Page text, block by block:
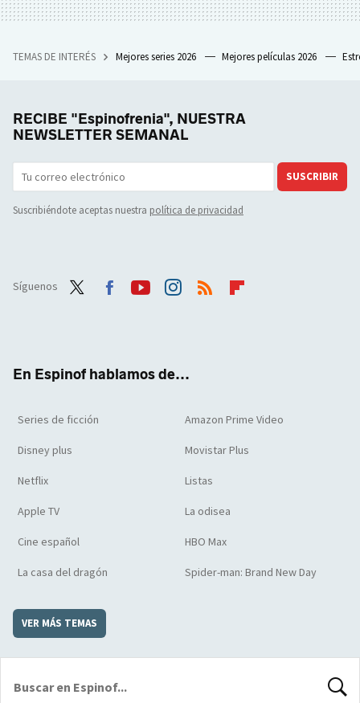
TEMAS DE INTERÉS Mejores series 2026 Mejores películas 2026
RECIBE "Espinofrenia", NUESTRA
NEWSLETTER SEMANAL
SUSCRIBIR
Suscribiéndote aceptas nuestra política de privacidad
Síguenos
En Espinof hablamos de...
Series de ficción Amazon Prime Video
Disney plus Movistar Plus
Netflix Listas
Apple TV La odisea
Cine español HBO Max
La casa del dragón Spider-man: Brand New Day
VER MÁS TEMAS